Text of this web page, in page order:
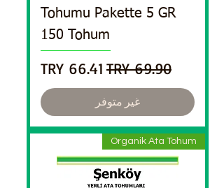
Tohumu Pakette 5 GR
150 Tohum
سعر عادي سعر البيع
غير متوفر
Organik Ata Tohum